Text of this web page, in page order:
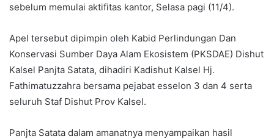
sebelum memulai aktifitas kantor, Selasa pagi (11/4).
Apel tersebut dipimpin oleh Kabid Perlindungan Dan
Konservasi Sumber Daya Alam Ekosistem (PKSDAE) Dishut
Kalsel Panjta Satata, dihadiri Kadishut Kalsel Hj.
Fathimatuzzahra bersama pejabat esselon 3 dan 4 serta
seluruh Staf Dishut Prov Kalsel.
Panjta Satata dalam amanatnya menyampaikan hasil